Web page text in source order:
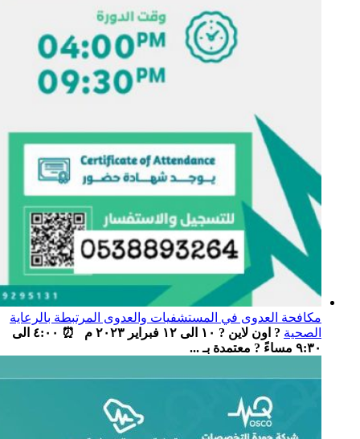
مكافحة العدوى في المستشفيات والعدوى المرتبطة بالرعاية
الصحية
? اون لاين ? ١٠ الى ١٢ فبراير ٢٠٢٣ م ⏰ ٤:٠٠ الى
٩:٣٠ مساءً ? معتمدة بـ ...